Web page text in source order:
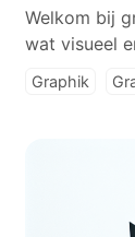
Welkom bij
wat visueel
Graphik